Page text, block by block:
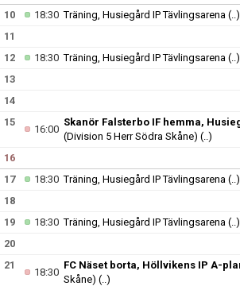
10 18:30Träning, Husiegård IP Tävlingsarena (..)
11
12
18:30Träning, Husiegård IP Tävlingsarena (..)
13
14
15
16:00
Skanör Falsterbo IF hemma,
(Division 5 Herr Södra Skåne) (..)
16
17 18:30Träning, Husiegård IP Tävlingsarena (..)
18
19
18:30Träning, Husiegård IP Tävlingsarena (..)
20
21
18:30
FC Näset borta, Höllvikens IP A-
Skåne) (..)